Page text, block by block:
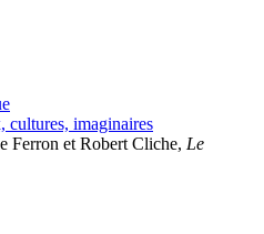
cultures, imaginaires
Ferron et Robert Cliche, Le